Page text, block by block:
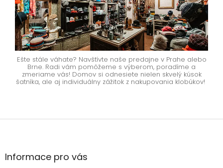
Ešte stále váhate? Navštívte naše predajne v Prahe alebo
Brne. Radi vám pomôžeme s výberom, poradíme a
zmeriame vás! Domov si odnesiete nielen skvelý kúsok
šatníka, ale aj individuálny zážitok z nakupovania klobúkov!
Z
äInformace pro vás